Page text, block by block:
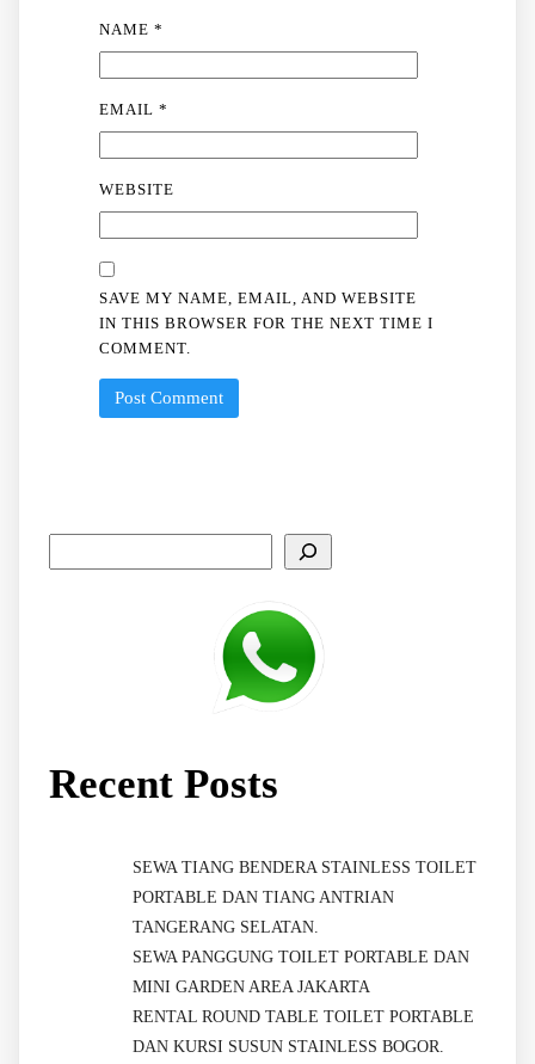
NAME *
EMAIL *
WEBSITE
SAVE MY NAME, EMAIL, AND WEBSITE
IN THIS BROWSER FOR THE NEXT TIME I
COMMENT.
Recent Posts
SEWA TIANG BENDERA STAINLESS TOILET
PORTABLE DAN TIANG ANTRIAN
TANGERANG SELATAN.
SEWA PANGGUNG TOILET PORTABLE DAN
MINI GARDEN AREA JAKARTA
RENTAL ROUND TABLE TOILET PORTABLE
DAN KURSI SUSUN STAINLESS BOGOR.